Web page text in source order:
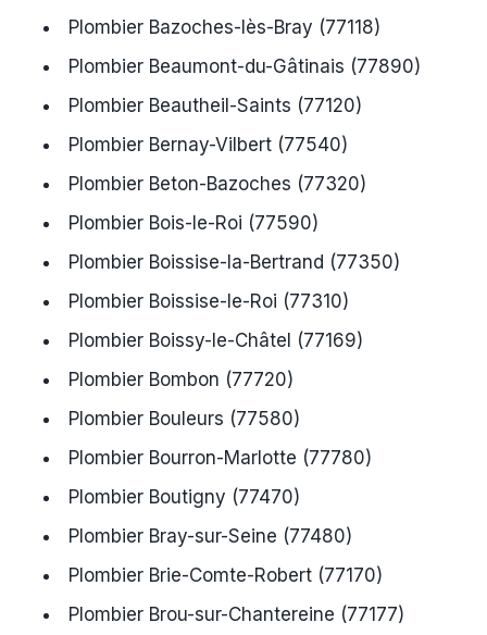
Plombier Bazoches-lès-Bray (77118)
Plombier Beaumont-du-Gâtinais (77890)
Plombier Beautheil-Saints (77120)
Plombier Bernay-Vilbert (77540)
Plombier Beton-Bazoches (77320)
Plombier Bois-le-Roi (77590)
Plombier Boissise-la-Bertrand (77350)
Plombier Boissise-le-Roi (77310)
Plombier Boissy-le-Châtel (77169)
Plombier Bombon (77720)
Plombier Bouleurs (77580)
Plombier Bourron-Marlotte (77780)
Plombier Boutigny (77470)
Plombier Bray-sur-Seine (77480)
Plombier Brie-Comte-Robert (77170)
Plombier Brou-sur-Chantereine (77177)